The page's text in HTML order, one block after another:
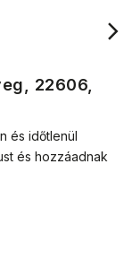
22606,
és időtlenül
és hozzáadnak